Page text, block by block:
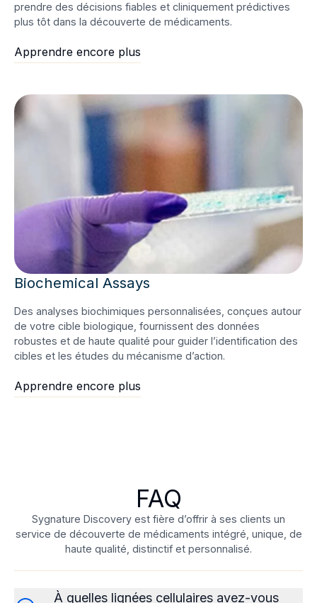
prendre des décisions fiables et cliniquement prédictives
plus tôt dans la découverte de médicaments.
Apprendre encore plus
Biochemical Assays
Des analyses biochimiques personnalisées, conçues autour
de votre cible biologique, fournissent des données
robustes et de haute qualité pour guider l’identification des
cibles et les études du mécanisme d’action.
Apprendre encore plus
FAQ
Sygnature Discovery est fière d’offrir à ses clients un
service de découverte de médicaments intégré, unique, de
haute qualité, distinctif et personnalisé.
À quelles lignées cellulaires avez-vous